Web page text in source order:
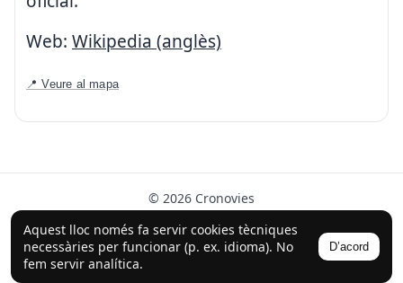
Aquest lloc només fa servir cookies tècniques
necessàries per funcionar (p. ex. idioma). No
fem servir analítica.
D’acord
Web: Wikipedia (anglès)
📍 Veure al mapa
© 2026 Cronovies
Història als carrers · Desenvolupat amb l’ajuda de la IA
(ChatGPT).
Segueix-nos a Instagram